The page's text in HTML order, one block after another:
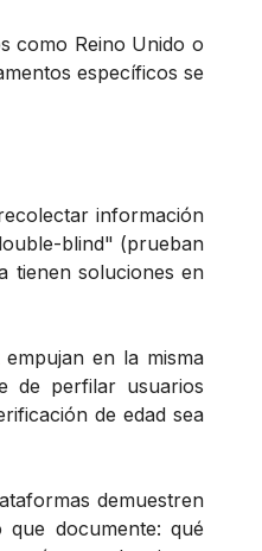
como Reino Unido o
específicos se
información
blind" (prueban
tienen soluciones en
empujan en la misma
de perfilar usuarios
de edad sea
demuestren
documente: qué